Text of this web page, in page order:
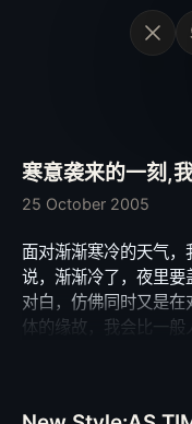
X
寒意袭来的一刻,
25 October 2005
面对渐渐寒冷的天气
说，渐渐冷了，夜里
对白，仿佛同时又是
体的缘故，我会比一般